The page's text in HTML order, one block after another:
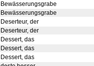
Bewässerungsgrabe
Bewässerungsgrabe
Deserteur, der
Deserteur, der
Dessert, das
Dessert, das
Dessert, das